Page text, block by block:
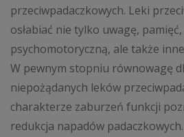
przeciwpadaczkowych. Leki
osłabiać nie tylko uwagę,
psychomotoryczną, ale także
W pewnym stopniu równowagę
niepożądanych leków
charakterze zaburzeń funkcji
redukcja napadów